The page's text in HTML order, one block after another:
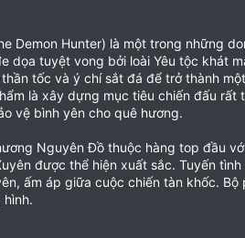
Demon Hunter) là một trong những
dọa tuyệt vong bởi loài Yêu tộc khát
tốc và ý chí sắt đá để trở thành
là xây dựng mục tiêu chiến đấu rất
vệ bình yên cho quê hương.
Nguyên Đồ thuộc hàng top đầu
được thể hiện xuất sắc. Tuyến
ấm áp giữa cuộc chiến tàn khốc.